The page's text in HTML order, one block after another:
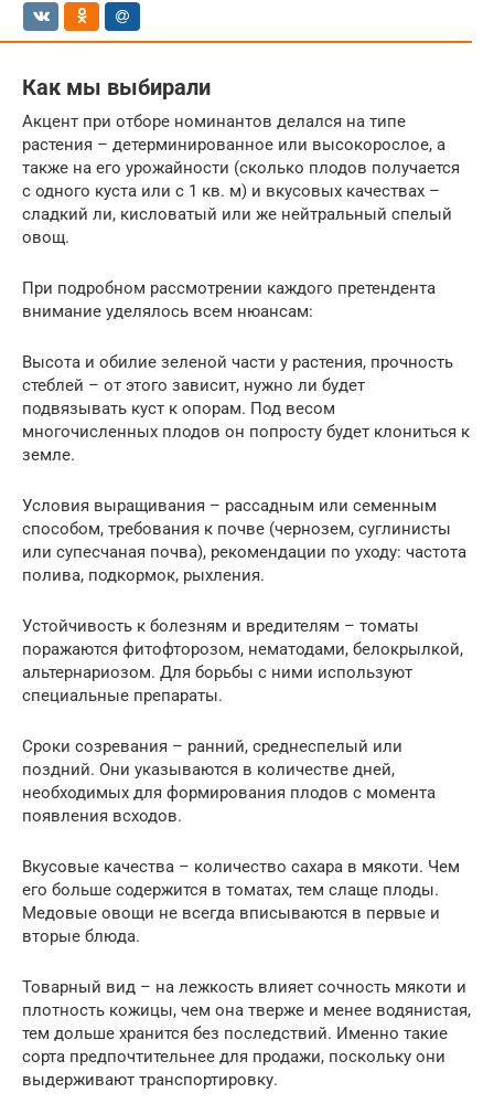
Как мы выбирали
Акцент при отборе номинантов делался на типе
растения – детерминированное или высокорослое, а
также на его урожайности (сколько плодов получается
с одного куста или с 1 кв. м) и вкусовых качествах –
сладкий ли, кисловатый или же нейтральный спелый
овощ.
При подробном рассмотрении каждого претендента
внимание уделялось всем нюансам:
Высота и обилие зеленой части у растения, прочность
стеблей – от этого зависит, нужно ли будет
подвязывать куст к опорам. Под весом
многочисленных плодов он попросту будет клониться к
земле.
Условия выращивания – рассадным или семенным
способом, требования к почве (чернозем, суглинисты
или супесчаная почва), рекомендации по уходу: частота
полива, подкормок, рыхления.
Устойчивость к болезням и вредителям – томаты
поражаются фитофторозом, нематодами, белокрылкой,
альтернариозом. Для борьбы с ними используют
специальные препараты.
Сроки созревания – ранний, среднеспелый или
поздний. Они указываются в количестве дней,
необходимых для формирования плодов с момента
появления всходов.
Вкусовые качества – количество сахара в мякоти. Чем
его больше содержится в томатах, тем слаще плоды.
Медовые овощи не всегда вписываются в первые и
вторые блюда.
Товарный вид – на лежкость влияет сочность мякоти и
плотность кожицы, чем она тверже и менее водянистая,
тем дольше хранится без последствий. Именно такие
сорта предпочтительнее для продажи, поскольку они
выдерживают транспортировку.